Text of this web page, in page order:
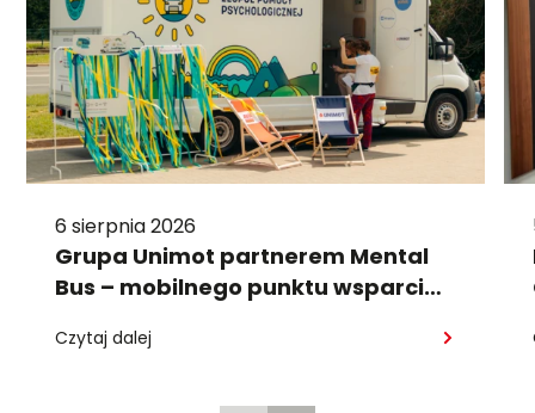
6 sierpnia 2026
Grupa Unimot partnerem Mental
Bus – mobilnego punktu wsparcia
Czytaj dalej